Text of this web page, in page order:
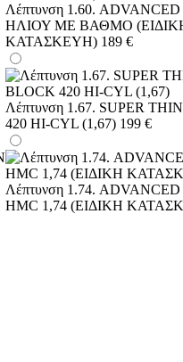
Λέπτυνση 1.60.
ΗΛΙΟΥ ΜΕ ΒΑΘΜΟ
ΚΑΤΑΣΚΕΥΗ) 189 €
Λέπτυνση 1.67. SUPER
420 HI-CYL (1,67) 199 €
Λέπτυνση 1.74.
HMC 1,74 (ΕΙΔΙΚΗ